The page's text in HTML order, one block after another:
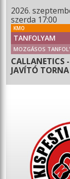
2026.
szerda 17:00
KMO
TANFOLYAM
MOZGÁSOS
CALLANETICS
JAVÍTÓ TORNA